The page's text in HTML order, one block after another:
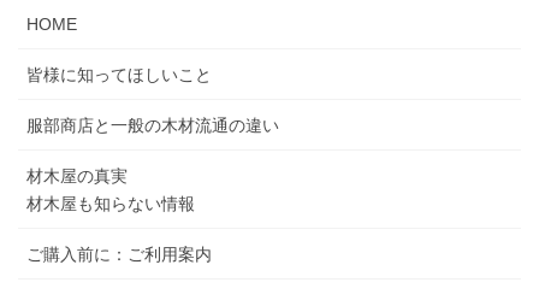
HOME
皆様に知ってほしいこと
服部商店と一般の木材流通の違い
材木屋の真実
材木屋も知らない情報
ご購入前に：ご利用案内